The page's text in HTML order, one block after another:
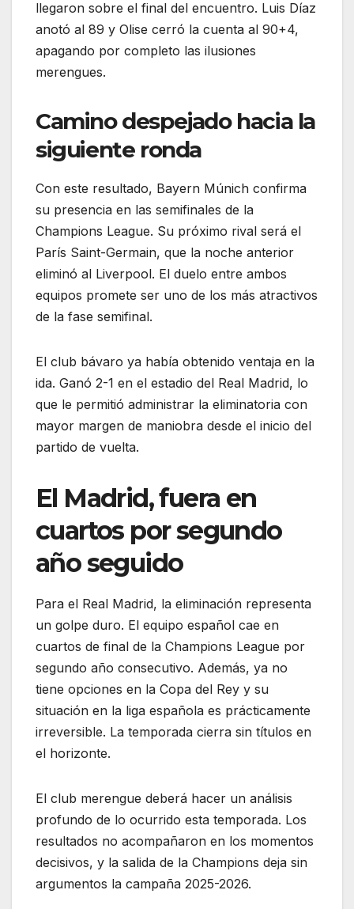
llegaron sobre el final del encuentro. Luis Díaz
anotó al 89 y Olise cerró la cuenta al 90+4,
apagando por completo las ilusiones
merengues.
Camino despejado hacia la
siguiente ronda
Con este resultado, Bayern Múnich confirma
su presencia en las semifinales de la
Champions League. Su próximo rival será el
París Saint-Germain, que la noche anterior
eliminó al Liverpool. El duelo entre ambos
equipos promete ser uno de los más atractivos
de la fase semifinal.
El club bávaro ya había obtenido ventaja en la
ida. Ganó 2-1 en el estadio del Real Madrid, lo
que le permitió administrar la eliminatoria con
mayor margen de maniobra desde el inicio del
partido de vuelta.
El Madrid, fuera en
cuartos por segundo
año seguido
Para el Real Madrid, la eliminación representa
un golpe duro. El equipo español cae en
cuartos de final de la Champions League por
segundo año consecutivo. Además, ya no
tiene opciones en la Copa del Rey y su
situación en la liga española es prácticamente
irreversible. La temporada cierra sin títulos en
el horizonte.
El club merengue deberá hacer un análisis
profundo de lo ocurrido esta temporada. Los
resultados no acompañaron en los momentos
decisivos, y la salida de la Champions deja sin
argumentos la campaña 2025-2026.